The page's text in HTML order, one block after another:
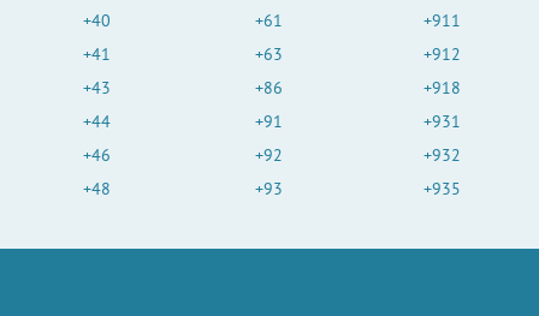
+40
+41
+43
+44
+46
+48
+61
+63
+86
+91
+92
+93
+911
+912
+918
+931
+932
+935